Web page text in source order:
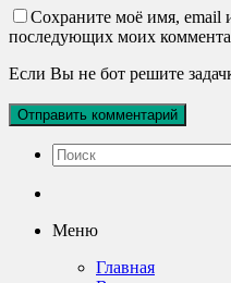
Сохраните моё имя, email
последующих моих
Если Вы не бот решите
Меню
Главная